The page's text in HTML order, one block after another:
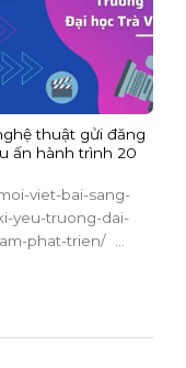
thuật gửi đăng
ấn hành trình 20
viet-bai-sang-
yeu-truong-dai-
phat-trien/ ...